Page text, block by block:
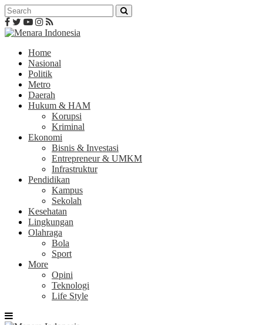
Home
Nasional
Politik
Metro
Daerah
Hukum & HAM
Korupsi
Kriminal
Ekonomi
Bisnis & Investasi
Entrepreneur & UMKM
Infrastruktur
Pendidikan
Kampus
Sekolah
Kesehatan
Lingkungan
Olahraga
Bola
Sport
More
Opini
Teknologi
Life Style